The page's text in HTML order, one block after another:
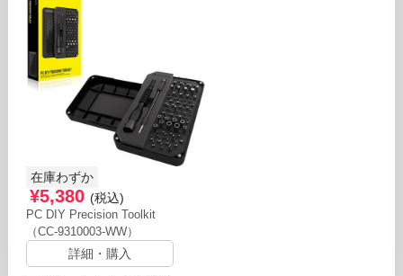
在庫わずか
¥5,380 (税込)
PC DIY Precision Toolkit
（CC-9310003-WW）
詳細・購入